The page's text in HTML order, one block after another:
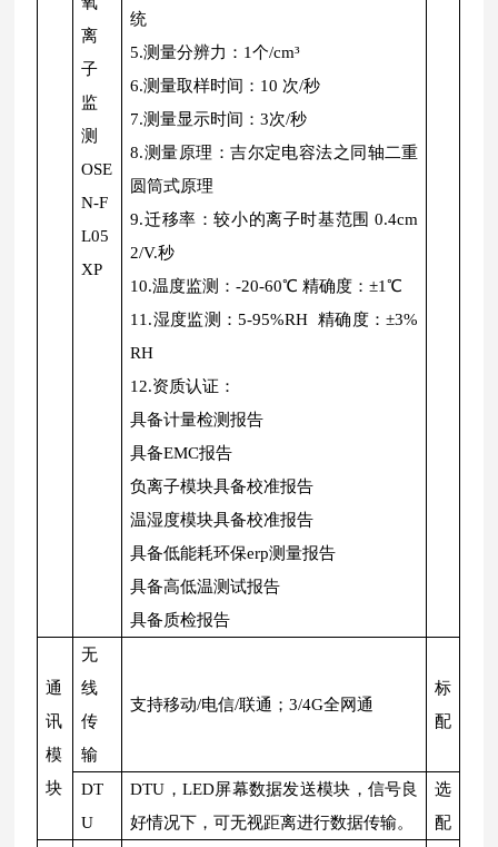
离
子
监
测
OSE
N-F
L05
XP
统
5.测量分辨力：1个/cm³
6.测量取样时间：10 次/秒
7.测量显示时间：3次/秒
8.测量原理：吉尔定电容法之同轴二重
圆筒式原理
9.迁移率：较小的离子时基范围 0.4cm
2/V.秒
10.温度监测：-20-60℃ 精确度：±1℃
11.湿度监测：5-95%RH 精确度：±3%
RH
12.资质认证：
具备计量检测报告
具备EMC报告
负离子模块具备校准报告
温湿度模块具备校准报告
具备低能耗环保erp测量报告
具备高低温测试报告
具备质检报告
通
讯
模
块
无
线
传
输
支持移动/电信/联通；3/4G全网通
标
配
DT
U
DTU，LED屏幕数据发送模块，信号良
好情况下，可无视距离进行数据传输。
选
配